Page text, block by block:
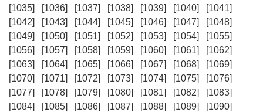
[1035]
[1036] [1037] [1038] [1039] [1040]
[1041]
[1042]
[1043] [1044] [1045] [1046] [1047]
[1048]
[1049]
[1050] [1051] [1052] [1053] [1054]
[1055]
[1056]
[1057] [1058] [1059] [1060] [1061]
[1062]
[1063]
[1064] [1065] [1066] [1067] [1068]
[1069]
[1070]
[1071] [1072] [1073] [1074] [1075]
[1076]
[1077]
[1078] [1079] [1080] [1081] [1082]
[1083]
[1084]
[1085] [1086] [1087] [1088] [1089]
[1090]